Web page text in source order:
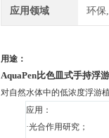
应用领域 环保
用途：
AquaPen比色皿式手持浮
对自然水体中的低浓度浮游
应用：
·光合作用研究；